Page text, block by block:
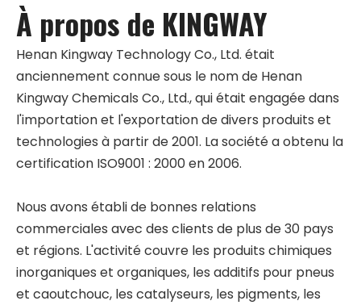
À propos de KINGWAY
Henan Kingway Technology Co., Ltd. était
anciennement connue sous le nom de Henan
Kingway Chemicals Co., Ltd., qui était engagée dans
l'importation et l'exportation de divers produits et
technologies à partir de 2001. La société a obtenu la
certification ISO9001 : 2000 en 2006.
Nous avons établi de bonnes relations
commerciales avec des clients de plus de 30 pays
et régions. L'activité couvre les produits chimiques
inorganiques et organiques, les additifs pour pneus
et caoutchouc, les catalyseurs, les pigments, les